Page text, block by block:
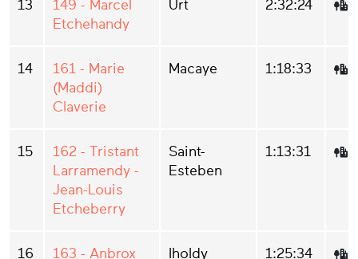
13
149 - Marcel
Etchehandy
Urt 2:32:24
14
161 - Marie
(Maddi)
Claverie
Macaye 1:18:33
15
162 - Tristant
Larramendy -
Jean-Louis
Etcheberry
Saint-
Esteben
1:13:31
16
163 - Anbrox
Iholdy 1:25:34